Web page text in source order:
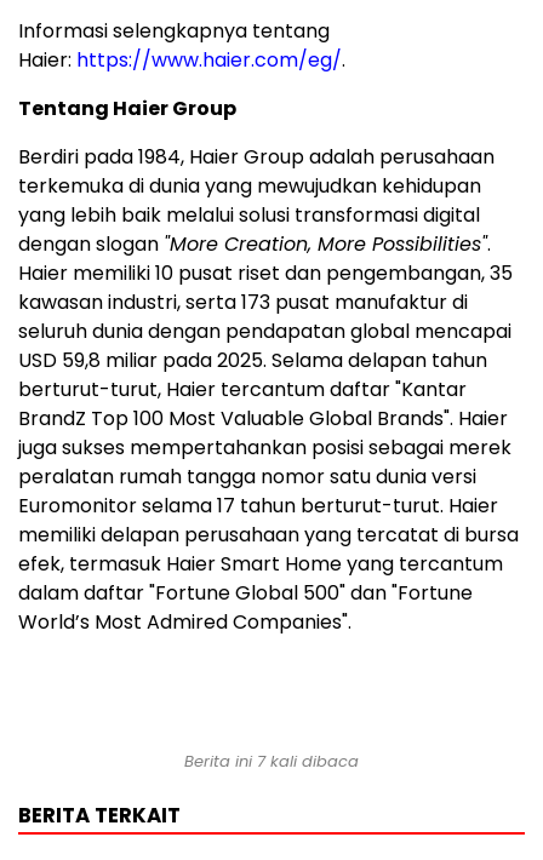
Informasi selengkapnya tentang
Haier: https://www.haier.com/eg/.
Tentang Haier Group
Berdiri pada 1984, Haier Group adalah perusahaan
terkemuka di dunia yang mewujudkan kehidupan
yang lebih baik melalui solusi transformasi digital
dengan slogan "More Creation, More Possibilities".
Haier memiliki 10 pusat riset dan pengembangan, 35
kawasan industri, serta 173 pusat manufaktur di
seluruh dunia dengan pendapatan global mencapai
USD 59,8 miliar pada 2025. Selama delapan tahun
berturut-turut, Haier tercantum daftar "Kantar
BrandZ Top 100 Most Valuable Global Brands". Haier
juga sukses mempertahankan posisi sebagai merek
peralatan rumah tangga nomor satu dunia versi
Euromonitor selama 17 tahun berturut-turut. Haier
memiliki delapan perusahaan yang tercatat di bursa
efek, termasuk Haier Smart Home yang tercantum
dalam daftar "Fortune Global 500" dan "Fortune
World’s Most Admired Companies".
Berita ini 7 kali dibaca
BERITA TERKAIT